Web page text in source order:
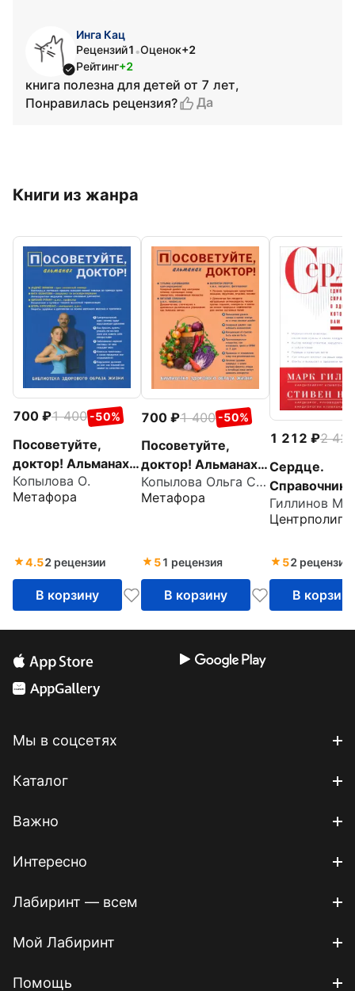
Инга Кац
Рецензий1 •Оценок+2
Рейтинг+2
книга полезна для детей от 7 лет,
Понравилась рецензия?
Да
Книги из жанра
700 1 400 -50%
Посоветуйте,
доктор! Альманах
№7
Копылова О.
Метафора
4.52 рецензии
В корзину
700 1 400 -50%
Посоветуйте,
доктор! Альманах
№6
Копылова Ольга Сергеевна
Метафора
51 рецензия
В корзину
1 212
2 424
Сердце.
Справочник
Гиллинов
52 рецензии
В корзину
Мы в соцсетях
Каталог
Важно
Интересно
Лабиринт — всем
Мой Лабиринт
Помощь